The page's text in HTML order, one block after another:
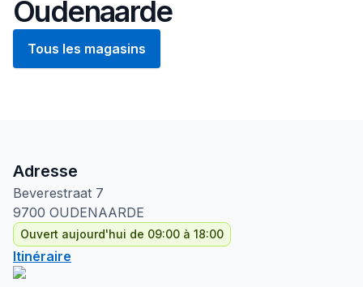
Oudenaarde
Tous les magasins
Adresse
Beverestraat 7
9700 OUDENAARDE
Ouvert aujourd'hui de 09:00 à 18:00
Itinéraire